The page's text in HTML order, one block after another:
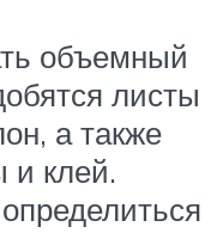
объемный
листы
а также
и клей.